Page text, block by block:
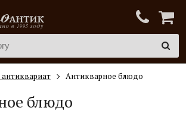
Антикварное блюдо
блюдо